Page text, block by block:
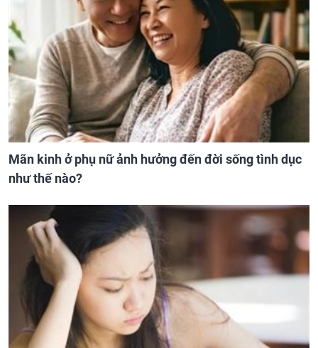
Mãn kinh ở phụ nữ ảnh hưởng đến đời sống tình dục
như thế nào?